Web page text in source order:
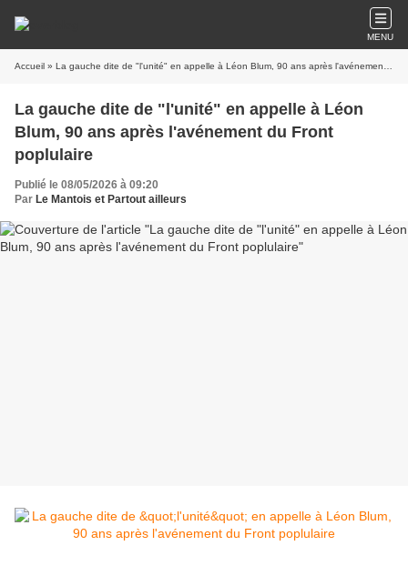
MENU
Accueil » La gauche dite de "l'unité" en appelle à Léon Blum, 90 ans après l'avénement du Front poplulaire
La gauche dite de "l'unité" en appelle à Léon
Blum, 90 ans après l'avénement du Front
poplulaire
Publié le 08/05/2026 à 09:20
Par Le Mantois et Partout ailleurs